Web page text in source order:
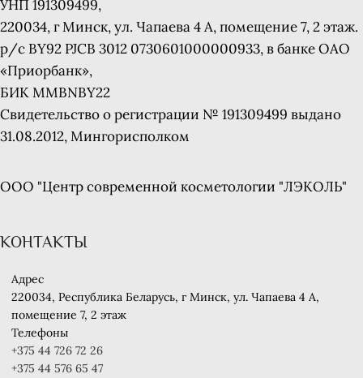
УНП 191309499,
220034, г Минск, ул. Чапаева 4 A, помещение 7, 2 этаж.
р/с BY92 PJCB 3012 0730601000000933, в банке ОАО
«Приорбанк»,
БИК MMBNBY22
Свидетельство о регистрации № 191309499 выдано
31.08.2012, Мингорисполком
ООО "Центр современной косметологии "ЛЭКОЛЬ"
КОНТАКТЫ
Адрес
220034, Республика Беларусь, г Минск, ул. Чапаева 4 A,
помещение 7, 2 этаж
Телефоны
+375 44 726 72 26
+375 44 576 65 47